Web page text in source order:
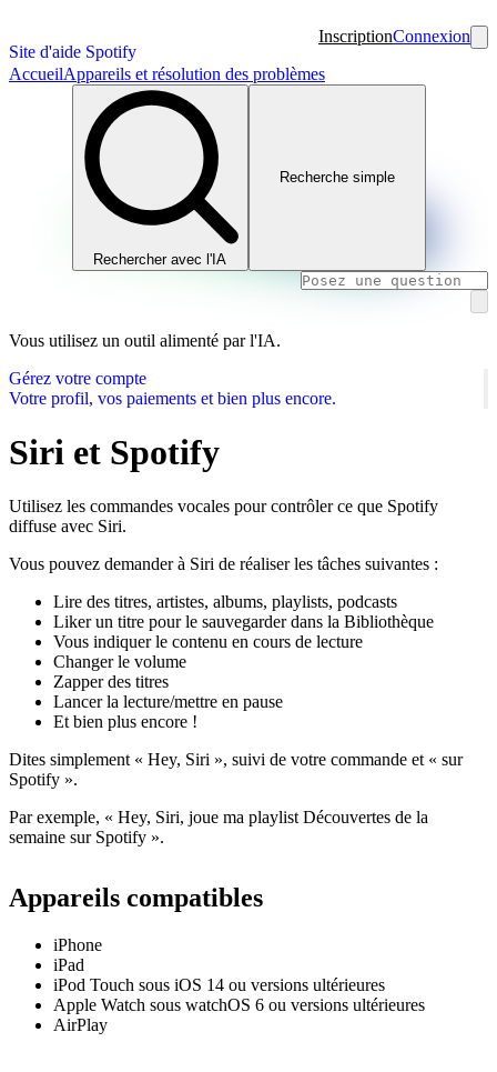
Site d'aide Spotify
InscriptionConnexion
AccueilAppareils et résolution des problèmes
Rechercher avec l'IA
Recherche simple
Vous utilisez un outil alimenté par l'IA.
Gérez votre compte
Votre profil, vos paiements et bien plus encore.
Siri et Spotify
Utilisez les commandes vocales pour contrôler ce que Spotify
diffuse avec Siri.
Vous pouvez demander à Siri de réaliser les tâches suivantes :
Lire des titres, artistes, albums, playlists, podcasts
Liker un titre pour le sauvegarder dans la Bibliothèque
Vous indiquer le contenu en cours de lecture
Changer le volume
Zapper des titres
Lancer la lecture/mettre en pause
Et bien plus encore !
Dites simplement « Hey, Siri », suivi de votre commande et « sur
Spotify ».
Par exemple, « Hey, Siri, joue ma playlist Découvertes de la
semaine sur Spotify ».
Appareils compatibles
iPhone
iPad
iPod Touch sous iOS 14 ou versions ultérieures
Apple Watch sous watchOS 6 ou versions ultérieures
AirPlay